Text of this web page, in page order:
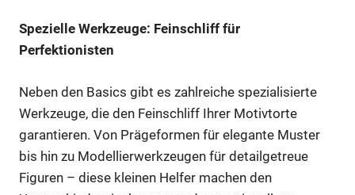
Spezielle Werkzeuge: Feinschliff für
Perfektionisten
Neben den Basics gibt es zahlreiche spezialisierte
Werkzeuge, die den Feinschliff Ihrer Motivtorte
garantieren. Von Prägeformen für elegante Muster
bis hin zu Modellierwerkzeugen für detailgetreue
Figuren – diese kleinen Helfer machen den